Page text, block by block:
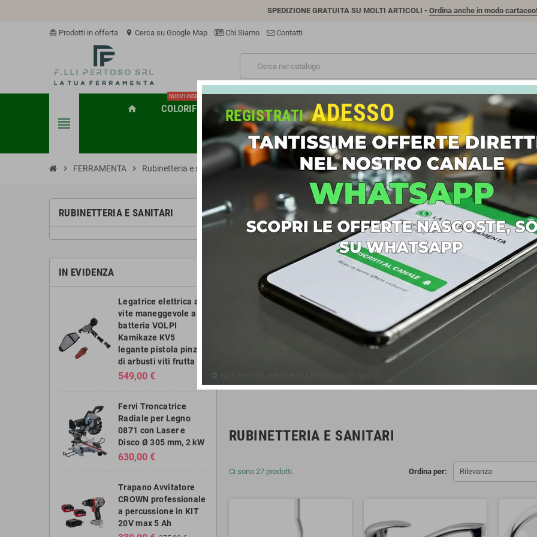
SPEDIZIONE GRATUITA SU MOLTI ARTICOLI - Ordina anche in modo cartaceo!
card_giftcard Prodotti in offerta location_on Cerca su Google Map Chi Siamo Contatti
view_headline
home COLORIFICIO
NUOVI INSERIMENTI
MACCHINE E UTENSILI SCALE E TRABATTELLI
NUOVI INSERIMENTI
FERRAMENTA
CARTONGESSO
NUOVI ARRIVI
chevron_right FERRAMENTA chevron_right Rubinetteria e sanitari
RUBINETTERIA E SANITARI
IN EVIDENZA
Legatrice elettrica a
vite maneggevole a
batteria VOLPI
Kamikaze KV5
legante pistola pinza
di arbusti viti frutta
549,00 €
Fervi Troncatrice
Radiale per Legno
0871 con Laser e
Disco Ø 305 mm, 2 kW
630,00 €
Trapano Avvitatore
CROWN professionale
a percussione in KIT
20V max 5 Ah
RUBINETTERIA E SANITARI
Ordina per: Rilevanza
Ci sono 27 prodotti.
REGISTRATIADESSO